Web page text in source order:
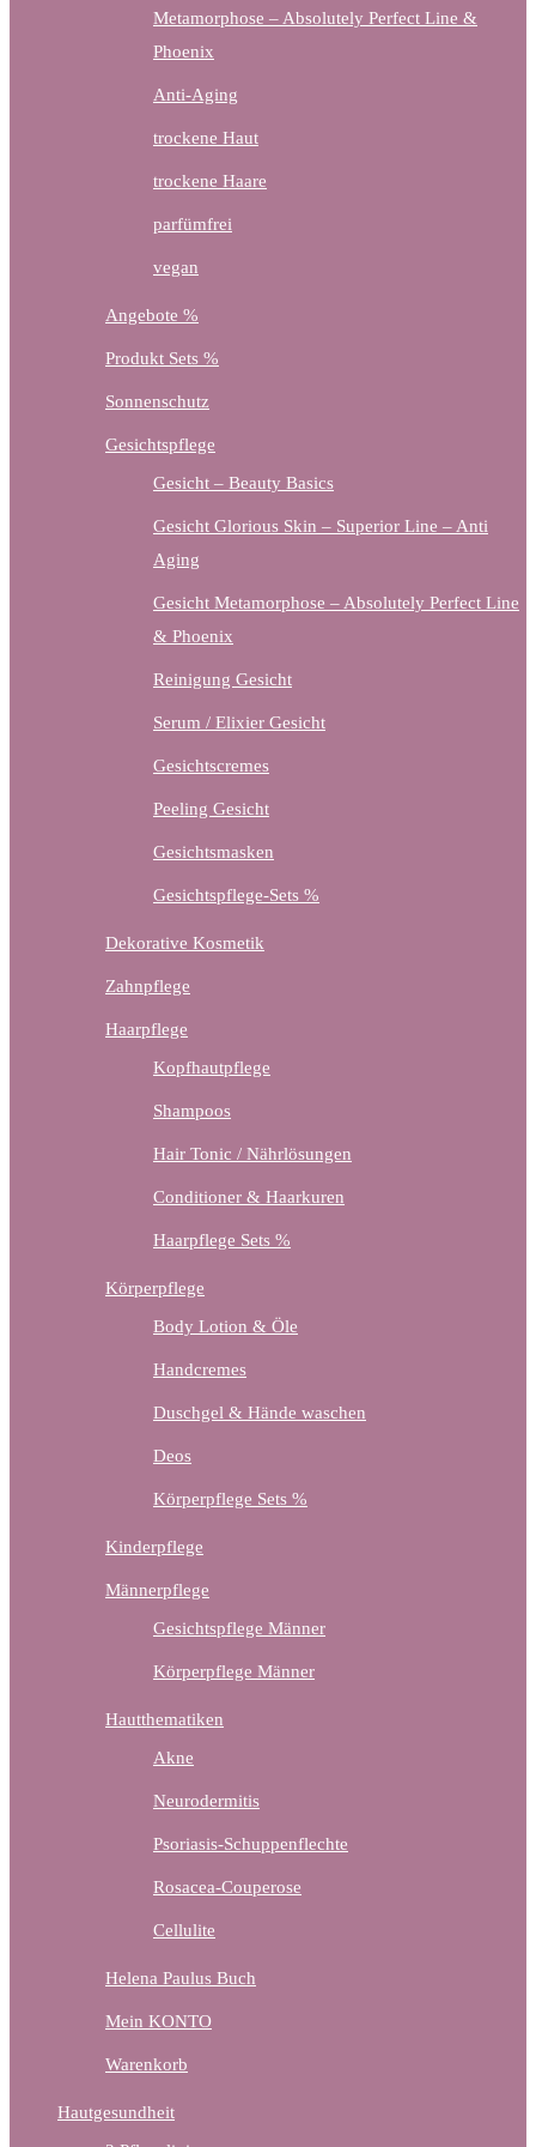
Metamorphose – Absolutely Perfect Line &
Phoenix
Anti-Aging
trockene Haut
trockene Haare
parfümfrei
vegan
Angebote %
Produkt Sets %
Sonnenschutz
Gesichtspflege
Gesicht – Beauty Basics
Gesicht Glorious Skin – Superior Line – Anti
Aging
Gesicht Metamorphose – Absolutely Perfect Line
& Phoenix
Reinigung Gesicht
Serum / Elixier Gesicht
Gesichtscremes
Peeling Gesicht
Gesichtsmasken
Gesichtspflege-Sets %
Dekorative Kosmetik
Zahnpflege
Haarpflege
Kopfhautpflege
Shampoos
Hair Tonic / Nährlösungen
Conditioner & Haarkuren
Haarpflege Sets %
Körperpflege
Body Lotion & Öle
Handcremes
Duschgel & Hände waschen
Deos
Körperpflege Sets %
Kinderpflege
Männerpflege
Gesichtspflege Männer
Körperpflege Männer
Hautthematiken
Akne
Neurodermitis
Psoriasis-Schuppenflechte
Rosacea-Couperose
Cellulite
Helena Paulus Buch
Mein KONTO
Warenkorb
Hautgesundheit